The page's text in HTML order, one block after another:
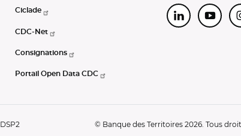
Ciclade
CDC-Net
Consignations
Portail Open Data CDC
LinkedIn
DSP2
© Banque des Territoires 2026. Tous